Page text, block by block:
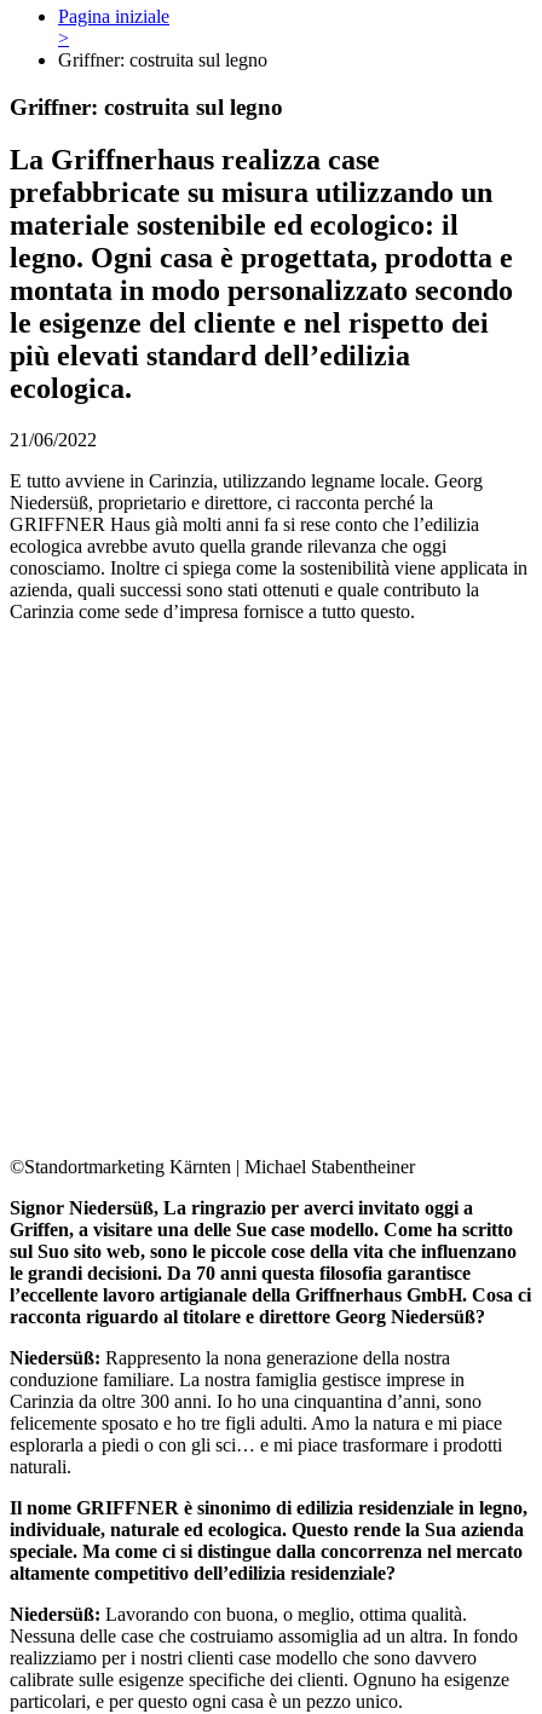
Pagina iniziale
>
Griffner: costruita sul legno
Griffner: costruita sul legno
La Griffnerhaus realizza case
prefabbricate su misura utilizzando un
materiale sostenibile ed ecologico: il
legno. Ogni casa è progettata, prodotta e
montata in modo personalizzato secondo
le esigenze del cliente e nel rispetto dei
più elevati standard dell’edilizia
ecologica.
21/06/2022
E tutto avviene in Carinzia, utilizzando legname locale. Georg
Niedersüß, proprietario e direttore, ci racconta perché la
GRIFFNER Haus già molti anni fa si rese conto che l’edilizia
ecologica avrebbe avuto quella grande rilevanza che oggi
conosciamo. Inoltre ci spiega come la sostenibilità viene applicata in
azienda, quali successi sono stati ottenuti e quale contributo la
Carinzia come sede d’impresa fornisce a tutto questo.
©Standortmarketing Kärnten | Michael Stabentheiner
Signor Niedersüß, La ringrazio per averci invitato oggi a
Griffen, a visitare una delle Sue case modello. Come ha scritto
sul Suo sito web, sono le piccole cose della vita che influenzano
le grandi decisioni. Da 70 anni questa filosofia garantisce
l’eccellente lavoro artigianale della Griffnerhaus GmbH. Cosa ci
racconta riguardo al titolare e direttore Georg Niedersüß?
Niedersüß: Rappresento la nona generazione della nostra
conduzione familiare. La nostra famiglia gestisce imprese in
Carinzia da oltre 300 anni. Io ho una cinquantina d’anni, sono
felicemente sposato e ho tre figli adulti. Amo la natura e mi piace
esplorarla a piedi o con gli sci… e mi piace trasformare i prodotti
naturali.
Il nome GRIFFNER è sinonimo di edilizia residenziale in legno,
individuale, naturale ed ecologica. Questo rende la Sua azienda
speciale. Ma come ci si distingue dalla concorrenza nel mercato
altamente competitivo dell’edilizia residenziale?
Niedersüß: Lavorando con buona, o meglio, ottima qualità.
Nessuna delle case che costruiamo assomiglia ad un altra. In fondo
realizziamo per i nostri clienti case modello che sono davvero
calibrate sulle esigenze specifiche dei clienti. Ognuno ha esigenze
particolari, e per questo ogni casa è un pezzo unico.